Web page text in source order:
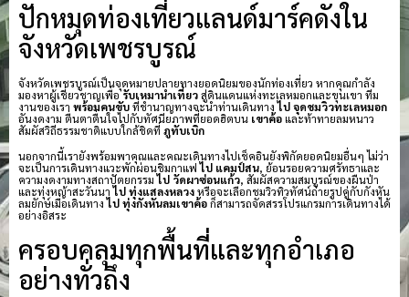
ปักหมุดท่องเที่ยวแลนด์มาร์คดังใน
จังหวัดเพชรบูรณ์
จังหวัดเพชรบูรณ์เป็นจุดหมายปลายทางยอดนิยมของนักท่องเที่ยว หากคุณกำลัง
มองหาผู้เชี่ยวชาญเพื่อรับเหมานำเที่ยวสู่ดินแดนแห่งทะเลหมอกและขุนเขา ทีม
งานของเรา พร้อมคนขับที่ชำนาญทางจะนำท่านเดินทางไป จุดชมวิวทะเลหมอก
อันงดงาม ตื่นตาตื่นใจไปกับทัศนียภาพที่ยอดฮิตบน เขาค้อและท้าทายลมหนาว
สัมผัสวิถีธรรมชาติแบบใกล้ชิดที่ ภูทับเบิก
นอกจากนี้เรายังพร้อมพาคุณและคณะเดินทางไปเช็คอินยังพิกัดยอดนิยมอื่นๆ ไม่ว่า
จะเป็นการเดินทางแวะพักผ่อนชิมกาแฟไป แคมป์สน, ย้อนรอยความศรัทธาและ
ความงดงามทางสถาปัตยกรรมไป วัดผาซ่อนแก้ว, สัมผัสความสมบูรณ์ของผืนป่า
และทุ่งหญ้าสะวันนาไป ทุ่งแสลงหลวงหรือจะเลือกชมวิวทิวทัศน์ถ่ายรูปคู่กับกังหัน
ลมยักษ์เมื่อเดินทางไป ทุ่งกังหันลมเขาค้อก็สามารถจัดสรรโปรแกรมการเดินทางได้
อย่างอิสระ
ครอบคลุมทุกพื้นที่และทุกอำเภอ
อย่างทั่วถึง